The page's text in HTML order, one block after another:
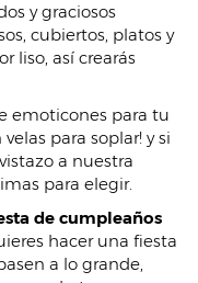
y graciosos
cubiertos, platos y
liso, así crearás
emoticones para tu
para soplar! y si
a nuestra
para elegir.
de cumpleaños
hacer una fiesta
a lo grande,